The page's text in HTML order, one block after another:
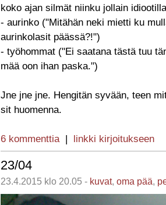
koko ajan silmät niinku jollain
- aurinko ("Mitähän neki mietti ku
aurinkolasit päässä?!")
- työhommat ("Ei saatana tästä tuu
mää oon ihan paska.")
Jne jne jne. Hengitän syvään, teen
sit huomenna.
6 kommenttia| linkki kirjoitukseen
23/04
23.4.2015 klo 20.05 - kuvat, oma pää,